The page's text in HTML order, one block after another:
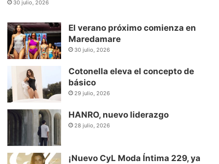
30 julio, 2026
El verano próximo comienza en
Maredamare
30 julio, 2026
Cotonella eleva el concepto de
básico
29 julio, 2026
HANRO, nuevo liderazgo
28 julio, 2026
¡Nuevo CyL Moda Íntima 229, ya